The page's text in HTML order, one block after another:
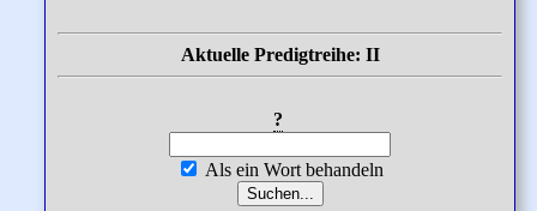
Aktuelle Predigtreihe: II
?
Als ein Wort behandeln